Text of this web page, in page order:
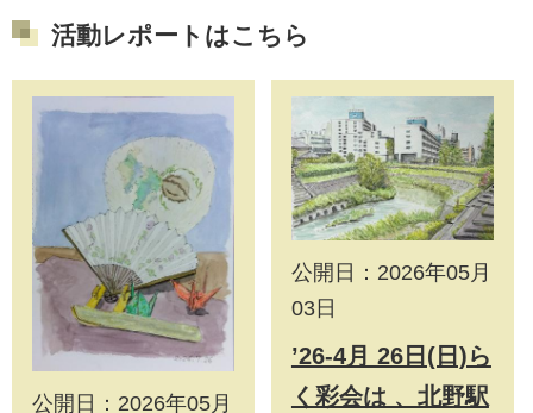
活動レポートはこちら
公開日：2026年05月
公開日：2026年05月
03日
’26-4月 26日(日)ら
く彩会は 、北野駅